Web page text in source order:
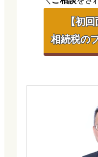
【初
相続税の